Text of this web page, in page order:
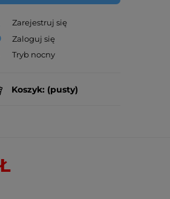
Zarejestruj się
Zaloguj się
Koszyk: (pusty)